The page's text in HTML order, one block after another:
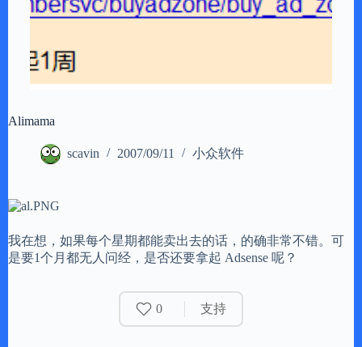
Alimama
scavin 2007/09/11 小众软件
我在想，如果每个星期都能卖出去的话，的确非常不错。可
是要1个月都无人问经，是否还要拿起 Adsense 呢？
0 支持